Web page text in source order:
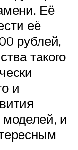
Её
её
рублей,
такого
и
моделей, и